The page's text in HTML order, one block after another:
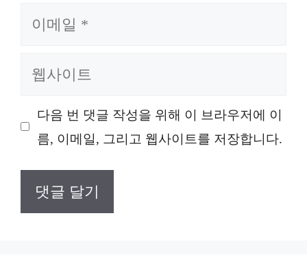
트
다음 번 댓글 작성을 위해 이 브라우저에 이
름, 이메일, 그리고 웹사이트를 저장합니다.